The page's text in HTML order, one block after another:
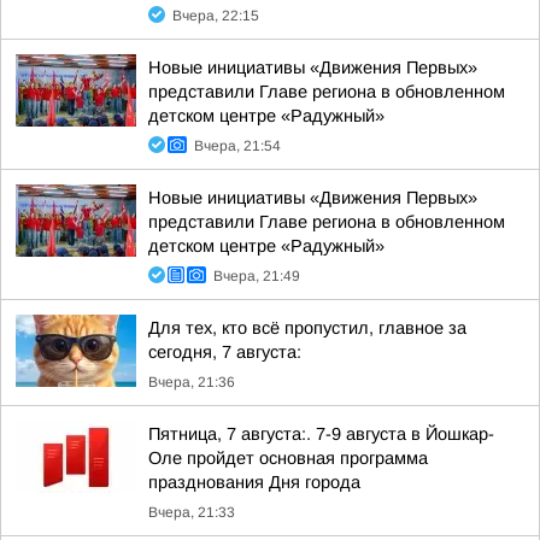
Вчера, 22:15
Новые инициативы «Движения Первых»
представили Главе региона в обновленном
детском центре «Радужный»
Вчера, 21:54
Новые инициативы «Движения Первых»
представили Главе региона в обновленном
детском центре «Радужный»
Вчера, 21:49
Для тех, кто всё пропустил, главное за
сегодня, 7 августа:
Вчера, 21:36
Пятница, 7 августа:. 7-9 августа в Йошкар-
Оле пройдет основная программа
празднования Дня города
Вчера, 21:33